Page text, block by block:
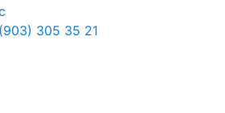
305 35 21